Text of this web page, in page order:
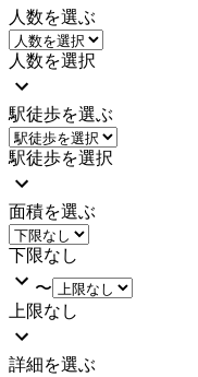
人数を選ぶ
人数を選択
駅徒歩を選ぶ
駅徒歩を選択
面積を選ぶ
下限なし
〜
上限なし
詳細を選ぶ